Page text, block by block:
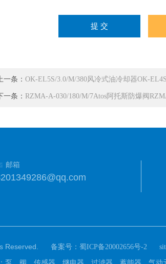
上一条： OK-EL5S/3.0/M/380风冷式油冷却器OK-
一条： RZMA-A-030/180/M/7Atos阿托斯防爆阀
邮箱
Reserved. 备案号： 蜀ICP备20002656号-2